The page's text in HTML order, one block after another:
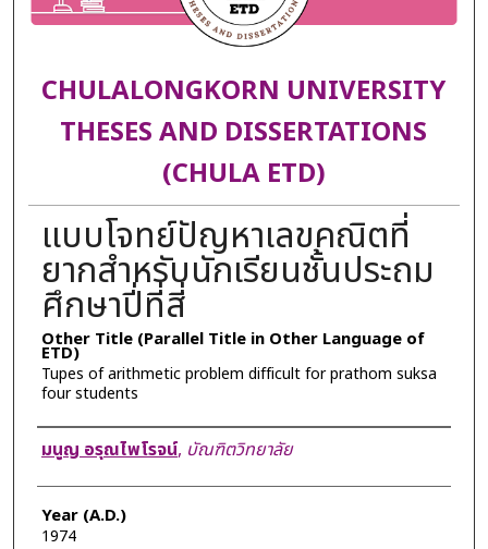
CHULALONGKORN UNIVERSITY
THESES AND DISSERTATIONS
(CHULA ETD)
แบบโจทย์ปัญหาเลขคณิตที่
ยากสำหรับนักเรียนชั้นประถม
ศึกษาปี่ที่สี่
Other Title (Parallel Title in Other Language of
ETD)
Tupes of arithmetic problem difficult for prathom suksa
four students
Author
มนูญ อรุณไพโรจน์, บัณฑิตวิทยาลัย
Year (A.D.)
1974